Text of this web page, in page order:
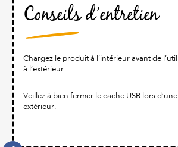
Conseils d’entretien
Chargez le produit à l’intérieur avant de
à l’extérieur.
Veillez à bien fermer le cache USB lors
extérieur.